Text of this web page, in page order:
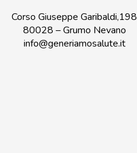
Corso Giuseppe Garibaldi,198
80028 – Grumo Nevano
info@generiamosalute.it